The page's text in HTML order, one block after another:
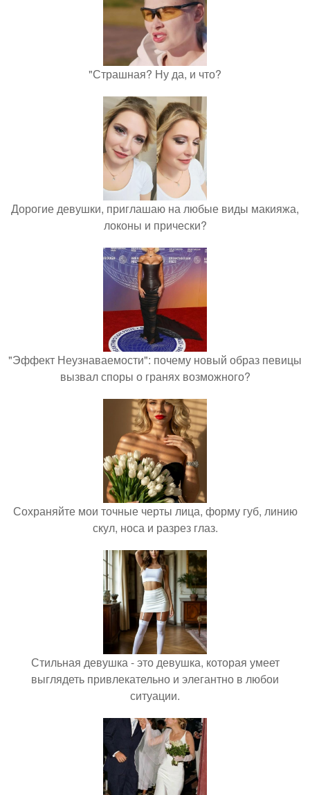
"Страшная? Ну да, и что?
Дорогие девушки, приглашаю на любые виды макияжа,
локоны и прически?
"Эффект Неузнаваемости": почему новый образ певицы
вызвал споры о гранях возможного?
Сохраняйте мои точные черты лица, форму губ, линию
скул, носа и разрез глаз.
Стильная девушка - это девушка, которая умеет
выглядеть привлекательно и элегантно в любои
ситуации.